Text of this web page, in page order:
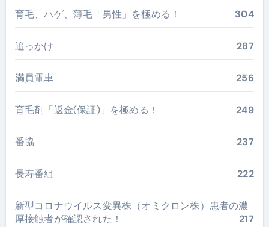
育毛、ハゲ、薄毛「男性」を極める！ 304
追っかけ 287
満員電車 256
育毛剤「返金(保証)」を極める！ 249
番協 237
長寿番組 222
新型コロナウイルス変異株（オミクロン株）患者の濃
厚接触者が確認された！
217